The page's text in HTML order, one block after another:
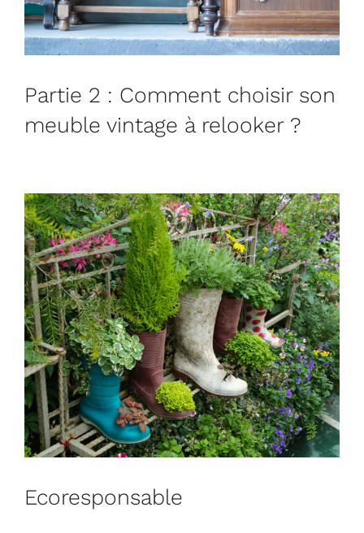
Partie 2 : Comment choisir son
meuble vintage à relooker ?
Ecoresponsable